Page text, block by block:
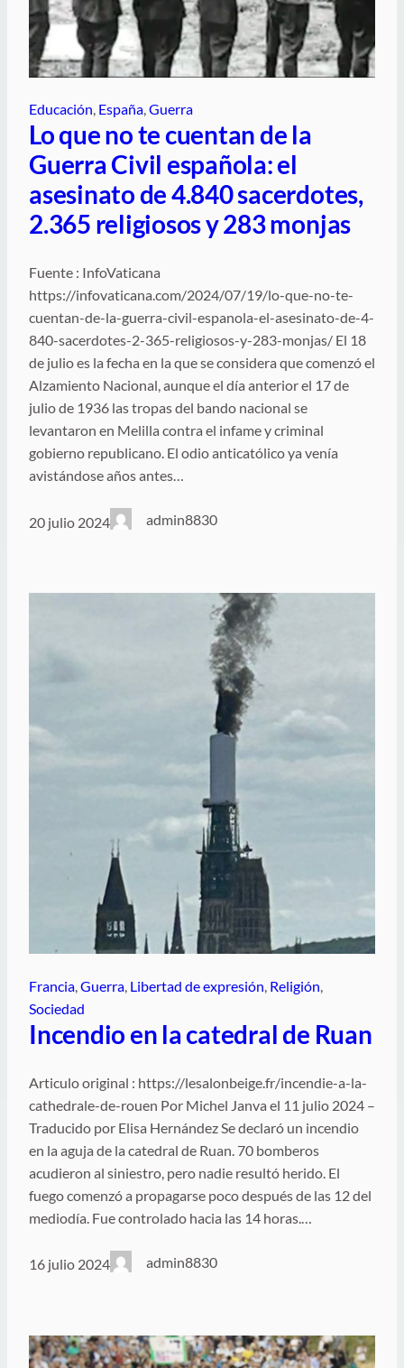
Educación, España, Guerra
Lo que no te cuentan de la
Guerra Civil española: el
asesinato de 4.840 sacerdotes,
2.365 religiosos y 283 monjas
Fuente : InfoVaticana
https://infovaticana.com/2024/07/19/lo-que-no-te-
cuentan-de-la-guerra-civil-espanola-el-asesinato-de-4-
840-sacerdotes-2-365-religiosos-y-283-monjas/ El 18
de julio es la fecha en la que se considera que comenzó el
Alzamiento Nacional, aunque el día anterior el 17 de
julio de 1936 las tropas del bando nacional se
levantaron en Melilla contra el infame y criminal
gobierno republicano. El odio anticatólico ya venía
avistándose años antes…
20 julio 2024 admin8830
Francia Guerra Libertad de expresión Religión
Sociedad
Incendio en la catedral de Ruan
Articulo original : https://lesalonbeige.fr/incendie-a-la-
cathedrale-de-rouen Por Michel Janva el 11 julio 2024 –
Traducido por Elisa Hernández Se declaró un incendio
en la aguja de la catedral de Ruan. 70 bomberos
acudieron al siniestro, pero nadie resultó herido. El
fuego comenzó a propagarse poco después de las 12 del
mediodía. Fue controlado hacia las 14 horas.…
16 julio 2024 admin8830